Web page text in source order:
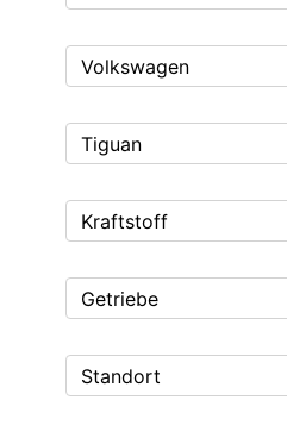
Volkswagen
Tiguan
Kraftstoff
Getriebe
Standort